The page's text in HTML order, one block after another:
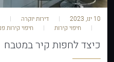
10 ינו, 2023 דירות יוקרה
חיפוי קירות
חיפוי קירות
כיצד לחפות קיר במטבח